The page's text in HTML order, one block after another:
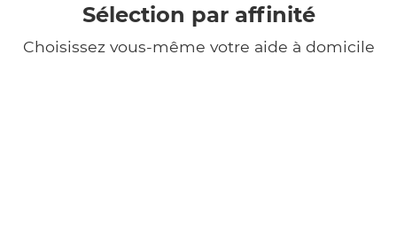
Sélection par affinité
Choisissez vous-même votre aide à domicile